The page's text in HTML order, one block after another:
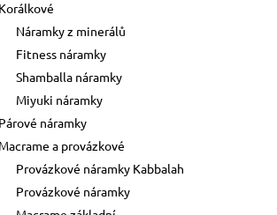
Korálkové
Náramky z minerálů
Fitness náramky
Shamballa náramky
Miyuki náramky
Párové náramky
Macrame a provázkové
Provázkové náramky Kabbalah
Provázkové náramky
ČERVENÝ NÁRAMEK